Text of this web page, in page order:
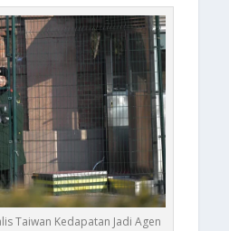
Taiwan Kedapatan Jadi Agen